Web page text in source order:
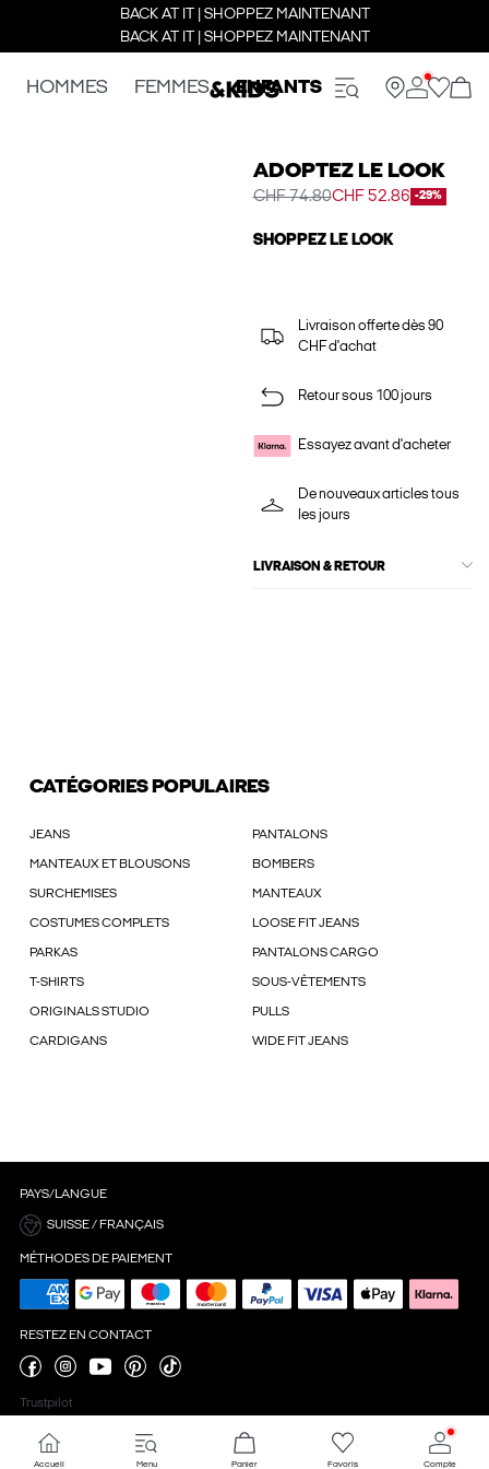
BACK AT IT | SHOPPEZ MAINTENANT
BACK AT IT | SHOPPEZ MAINTENANT
HOMMES FEMMES ENFANTS
ADOPTEZ LE LOOK
CHF 74.80CHF 52.86 -29%
SHOPPEZ LE LOOK
Livraison offerte dès 90
CHF d'achat
Retour sous 100 jours
Essayez avant d'acheter
De nouveaux articles tous
les jours
LIVRAISON & RETOUR
CATÉGORIES POPULAIRES
JEANS PANTALONS
MANTEAUX ET BLOUSONS BOMBERS
SURCHEMISES MANTEAUX
COSTUMES COMPLETS LOOSE FIT JEANS
PARKAS PANTALONS CARGO
T-SHIRTS SOUS-VÊTEMENTS
ORIGINALS STUDIO PULLS
CARDIGANS WIDE FIT JEANS
PAYS/LANGUE
SUISSE / FRANÇAIS
MÉTHODES DE PAIEMENT
RESTEZ EN CONTACT
Trustpilot
Accueil Menu Panier Favoris Compte